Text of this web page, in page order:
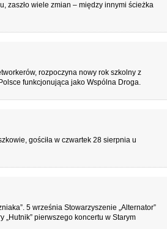
zaszło wiele zmian – między innymi ścieżka
rozpoczyna nowy rok szkolny z
funkcjonująca jako Wspólna Droga.
gościła w czwartek 28 sierpnia u
5 września Stowarzyszenie „Alternator”
pierwszego koncertu w Starym